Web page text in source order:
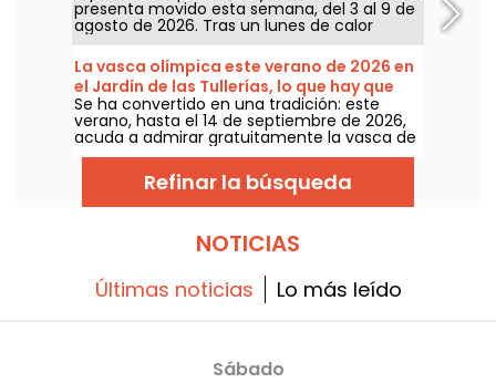
que nos espera en las próximas semanas.
presenta movido esta semana, del 3 al 9 de
agosto de 2026. Tras un lunes de calor
extremo con riesgo de tormentas, las
temperaturas irán descendiendo
gradualmente antes de regresar a un
tiempo más cálido y soleado para el fin de
semana.
La vasca olímpica este verano de 2026 en
el Jardín de las Tullerías, lo que hay que
saber
Se ha convertido en una tradición: este
verano, hasta el 14 de septiembre de 2026,
acuda a admirar gratuitamente la vasca de
París 2026 en el jardín de las Tullerías.
Refinar la búsqueda
NOTICIAS
Últimas noticias Lo más leído
Sábado